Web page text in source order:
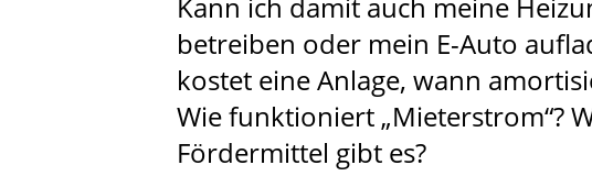
Kann ich damit auch meine
betreiben oder mein E-Auto
kostet eine Anlage, wann
Wie funktioniert „Mieterstrom“?
Fördermittel gibt es?